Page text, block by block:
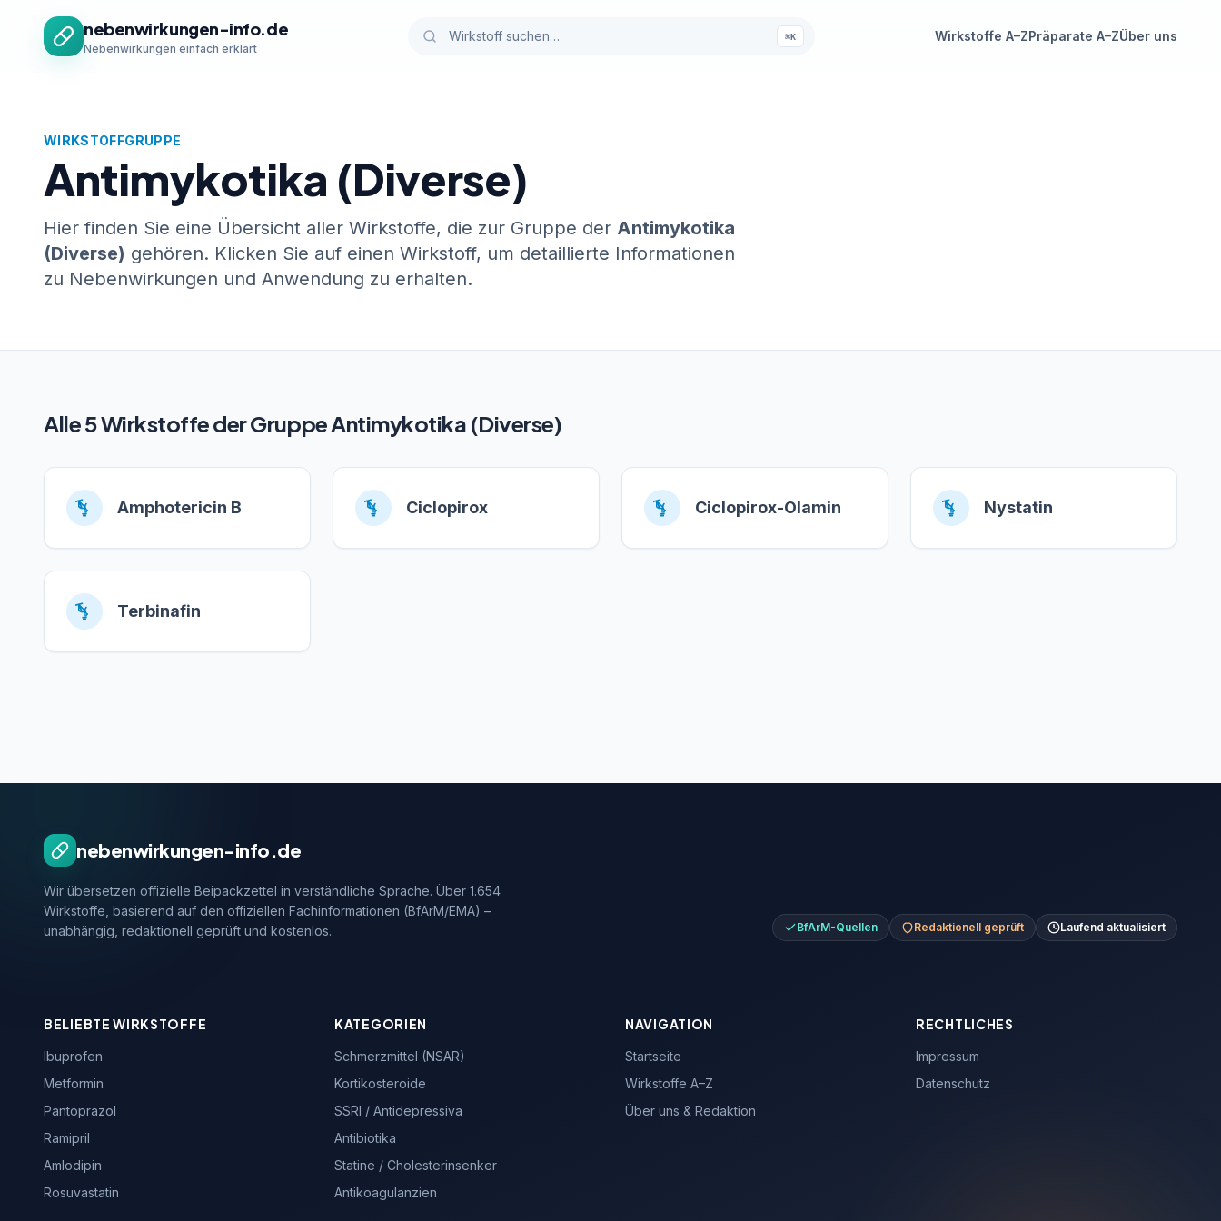
nebenwirkungen-info.de
Nebenwirkungen einfach erklärt
⌘K Wirkstoffe A–ZPräparate A–ZÜber uns
WIRKSTOFFGRUPPE
Antimykotika (Diverse)
Hier finden Sie eine Übersicht aller Wirkstoffe, die zur Gruppe der Antimykotika
(Diverse) gehören. Klicken Sie auf einen Wirkstoff, um detaillierte Informationen
zu Nebenwirkungen und Anwendung zu erhalten.
Alle 5 Wirkstoffe der Gruppe Antimykotika (Diverse)
Amphotericin B Ciclopirox Ciclopirox-Olamin Nystatin
Terbinafin
nebenwirkungen-info.de
Wir übersetzen offizielle Beipackzettel in verständliche Sprache. Über 1.654
Wirkstoffe, basierend auf den offiziellen Fachinformationen (BfArM/EMA) –
unabhängig, redaktionell geprüft und kostenlos.
BfArM-Quellen Redaktionell geprüft Laufend aktualisiert
BELIEBTE WIRKSTOFFE
Ibuprofen
Metformin
Pantoprazol
Ramipril
Amlodipin
Rosuvastatin
KATEGORIEN
Schmerzmittel (NSAR)
Kortikosteroide
SSRI / Antidepressiva
Antibiotika
Statine / Cholesterinsenker
Antikoagulanzien
NAVIGATION
Startseite
Wirkstoffe A–Z
Über uns & Redaktion
RECHTLICHES
Impressum
Datenschutz